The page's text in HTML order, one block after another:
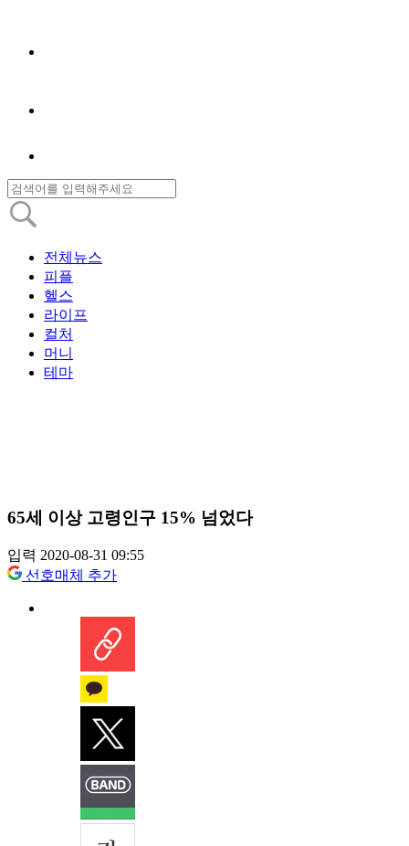
전체뉴스
피플
헬스
라이프
컬처
머니
테마
65세 이상 고령인구 15% 넘었다
입력 2020-08-31 09:55
선호매체 추가